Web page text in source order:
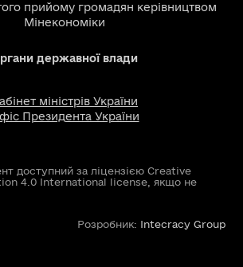
прийому громадян керівництвом
Мінекономіки
державної влади
міністрів України
Президента України
доступний за ліцензією Creative
4.0 International license, якщо не
Розробник: Intecracy Group